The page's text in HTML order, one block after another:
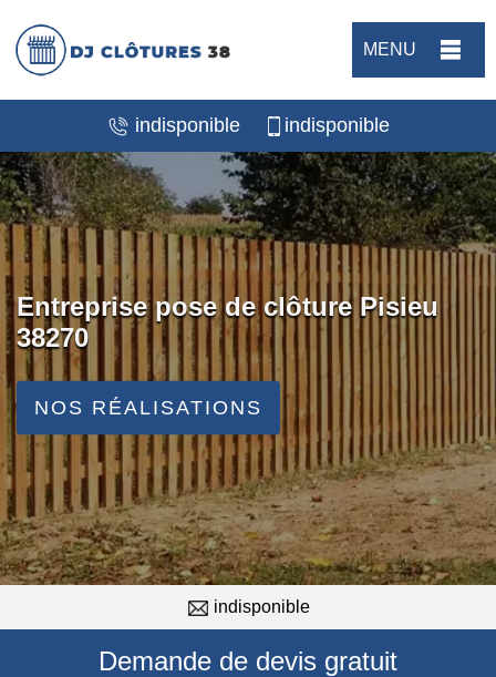
MENU
indisponible indisponible
Entreprise pose de clôture Pisieu
38270
NOS RÉALISATIONS
indisponible
Demande de devis gratuit